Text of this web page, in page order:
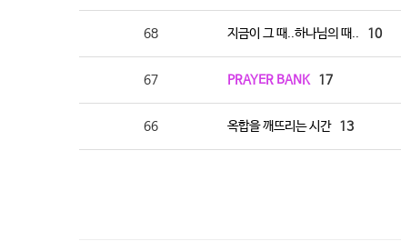
68 지금이 그 때..하나님의 때.. 10
67 PRAYER BANK 17
66 옥합을 깨뜨리는 시간 13